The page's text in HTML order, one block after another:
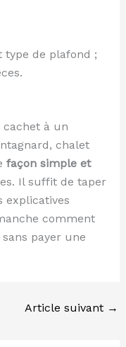
type de plafond ;
à un
chalet
façon simple et
Il suffit de taper
explicatives
comment
payer une
Article suivant →